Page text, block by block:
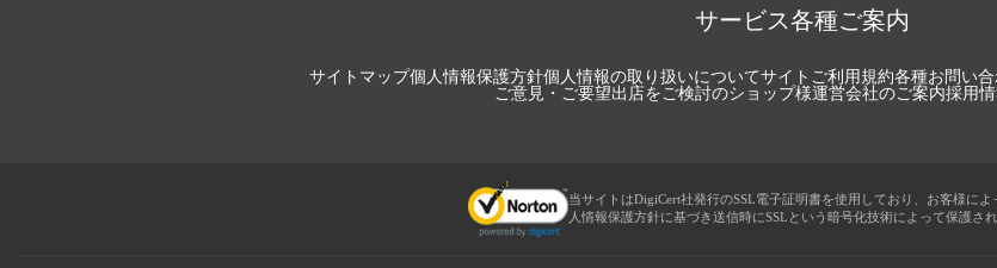
サービス各種ご案内
サイトマップ個人情報保護方針個人情報の取り扱いについてサイトご利用規約各種お問い合
ご意見・ご要望出店をご検討のショップ様運営会社のご案内採用
当サイトはDigiCert社発行のSSL電子証明書を使用しており、お客様によ
人情報保護方針に基づき送信時にSSLという暗号化技術によって保護され